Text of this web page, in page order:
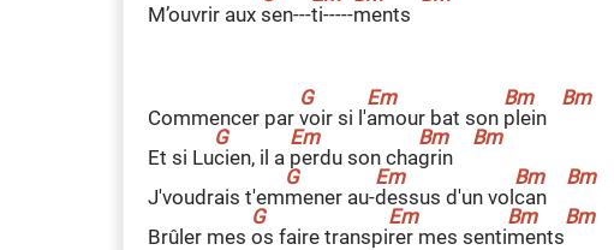
M’ouvrir aux sen---ti-----ments
Commencer par voir si l'amour bat son plein
Et si Lucien, il a perdu son chagrin
J'voudrais t'emmener au-dessus d'un volcan
Brûler mes os faire transpirer mes sentiments